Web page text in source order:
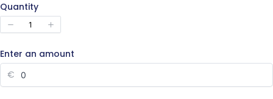
Quantity
Enter an amount
€